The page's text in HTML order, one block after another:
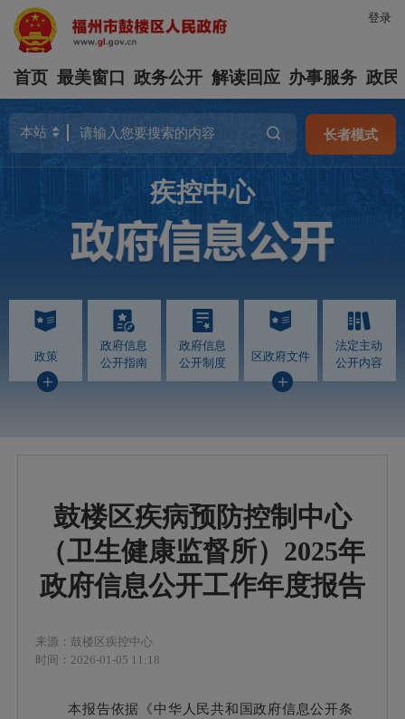
登录
首页 最美窗口 政务公开 解读回应 办事服务 政民
长者模式
疾控中心
政策
政府信息
公开指南
政府信息
公开制度
区政府文件
法定主动
公开内容
鼓楼区疾病预防控制中心
（卫生健康监督所）2025年
政府信息公开工作年度报告
来源：鼓楼区疾控中心
时间：2026-01-05 11:18
本报告依据《中华人民共和国政府信息公开条